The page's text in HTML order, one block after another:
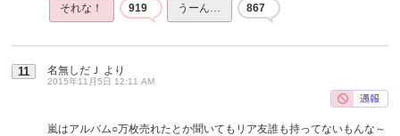
それな！ 919 うーん… 867
11 名無しだＪ より
2015年11月5日 12:11 AM
嵐はアルバム○万枚売れたとか聞いてもリア友誰も持ってないもんな～